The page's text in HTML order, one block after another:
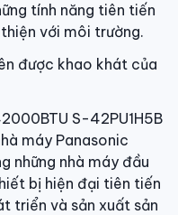
tính năng tiên tiến
với môi trường.
được khao khát của
S-42PU1H5B
máy Panasonic
những nhà máy đầu
bị hiện đại tiên tiến
triển và sản xuất sản